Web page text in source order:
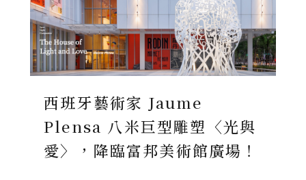
西班牙藝術家 Jaume
Plensa 八米巨型雕塑〈光與
愛〉，降臨富邦美術館廣場！